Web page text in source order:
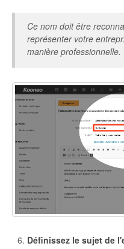
Ce nom doit être
représenter votre
manière professionnelle.
Définissez le sujet de